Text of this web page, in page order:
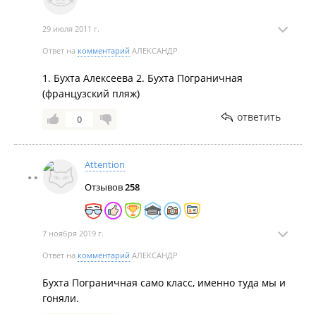
29 июля 2011 г.
Ответ на комментарий АЛЕКСАНДР
1. Бухта Алексеева 2. Бухта Пограничная
(французский пляж)
0 ответить
Attention
Отзывов258
7 ноября 2019 г.
Ответ на комментарий АЛЕКСАНДР
Бухта Пограничная само класс, именно туда мы и
гоняли.